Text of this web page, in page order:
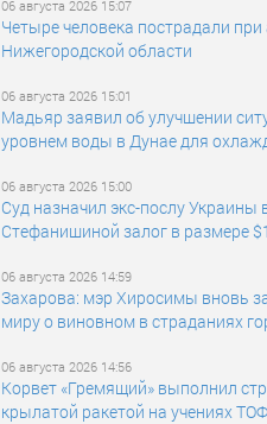
06 августа 2026 15:07
Четыре человека пострадали
Нижегородской области
06 августа 2026 15:01
Мадьяр заявил об улучшении
уровнем воды в Дунае для
06 августа 2026 15:00
Суд назначил экс-послу
Стефанишиной залог в размере
06 августа 2026 14:59
Захарова: мэр Хиросимы вновь
миру о виновном в страданиях
06 августа 2026 14:56
Корвет «Гремящий» выполнил
крылатой ракетой на учениях ТОФ